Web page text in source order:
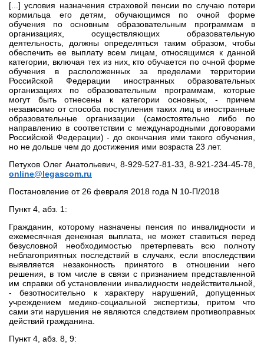
[...] условия назначения страховой пенсии по случаю потери
кормильца его детям, обучающимся по очной форме
обучения по основным образовательным программам в
организациях, осуществляющих образовательную
деятельность, должны определяться таким образом, чтобы
обеспечить ее выплату всем лицам, относящимся к данной
категории, включая тех из них, кто обучается по очной форме
обучения в расположенных за пределами территории
Российской Федерации иностранных образовательных
организациях по образовательным программам, которые
могут быть отнесены к категории основных, - причем
независимо от способа поступления таких лиц в иностранные
образовательные организации (самостоятельно либо по
направлению в соответствии с международными договорами
Российской Федерации) - до окончания ими такого обучения,
но не дольше чем до достижения ими возраста 23 лет.
Петухов Олег Анатольевич, 8-929-527-81-33, 8-921-234-45-78,
online@legascom.ru
Постановление от 26 февраля 2018 года N 10-П/2018
Пункт 4, абз. 1:
Гражданин, которому назначены пенсия по инвалидности и
ежемесячная денежная выплата, не может ставиться перед
безусловной необходимостью претерпевать всю полноту
неблагоприятных последствий в случаях, если впоследствии
выявляется незаконность принятого в отношении него
решения, в том числе в связи с признанием представленной
им справки об установлении инвалидности недействительной,
- безотносительно к характеру нарушений, допущенных
учреждением медико-социальной экспертизы, притом что
сами эти нарушения не являются следствием противоправных
действий гражданина.
Пункт 4, абз. 8, 9: